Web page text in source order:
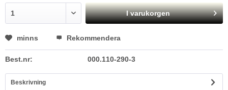
I varukorgen
minns Rekommendera
Best.nr: 000.110-290-3
Beskrivning